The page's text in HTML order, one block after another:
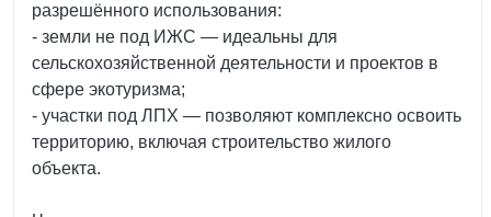
разрешённого использования:
- земли не под ИЖС — идеальны для
сельскохозяйственной деятельности и проектов в
сфере экотуризма;
- участки под ЛПХ — позволяют комплексно освоить
территорию, включая строительство жилого
объекта.